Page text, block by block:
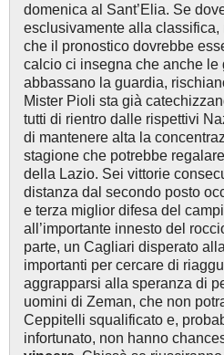
domenica al Sant’Elia. Se
esclusivamente alla classifica,
che il pronostico dovrebbe
calcio ci insegna che anche le
abbassano la guardia,
Mister Pioli sta già
tutti di rientro dalle rispettivi
di mantenere alta la
stagione che potrebbe
della Lazio. Sei vittorie
distanza dal secondo posto
e terza miglior difesa del
all’importante innesto del
parte, un Cagliari disperato
importanti per cercare di
aggrapparsi alla speranza di
uomini di Zeman, che non
Ceppitelli squalificato e,
infortunato, non hanno